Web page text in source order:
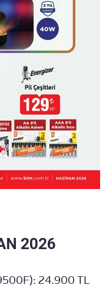
2026
24.900 TL